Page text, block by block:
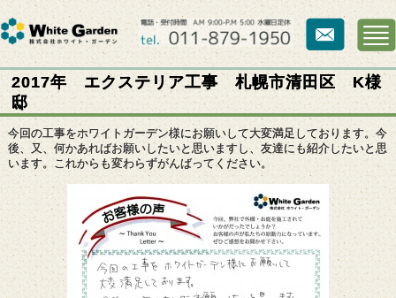
2017年 エクステリア工事 札幌市清田区 K様
邸
今回の工事をホワイトガーデン様にお願いして大変満足しております。今
後、又、何かあればお願いしたいと思いますし、友達にも紹介したいと思
います。これからも変わらずがんばってください。